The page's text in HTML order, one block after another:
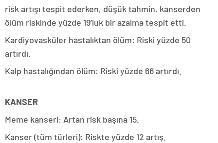
risk artışı tespit ederken, düşük tahmin, kanserden
ölüm riskinde yüzde 19’luk bir azalma tespit etti.
Kardiyovasküler hastalıktan ölüm: Riski yüzde 50
artırdı.
Kalp hastalığından ölüm: Riski yüzde 66 artırdı.
KANSER
Meme kanseri: Artan risk başına 15.
Kanser (tüm türleri): Riskte yüzde 12 artış.